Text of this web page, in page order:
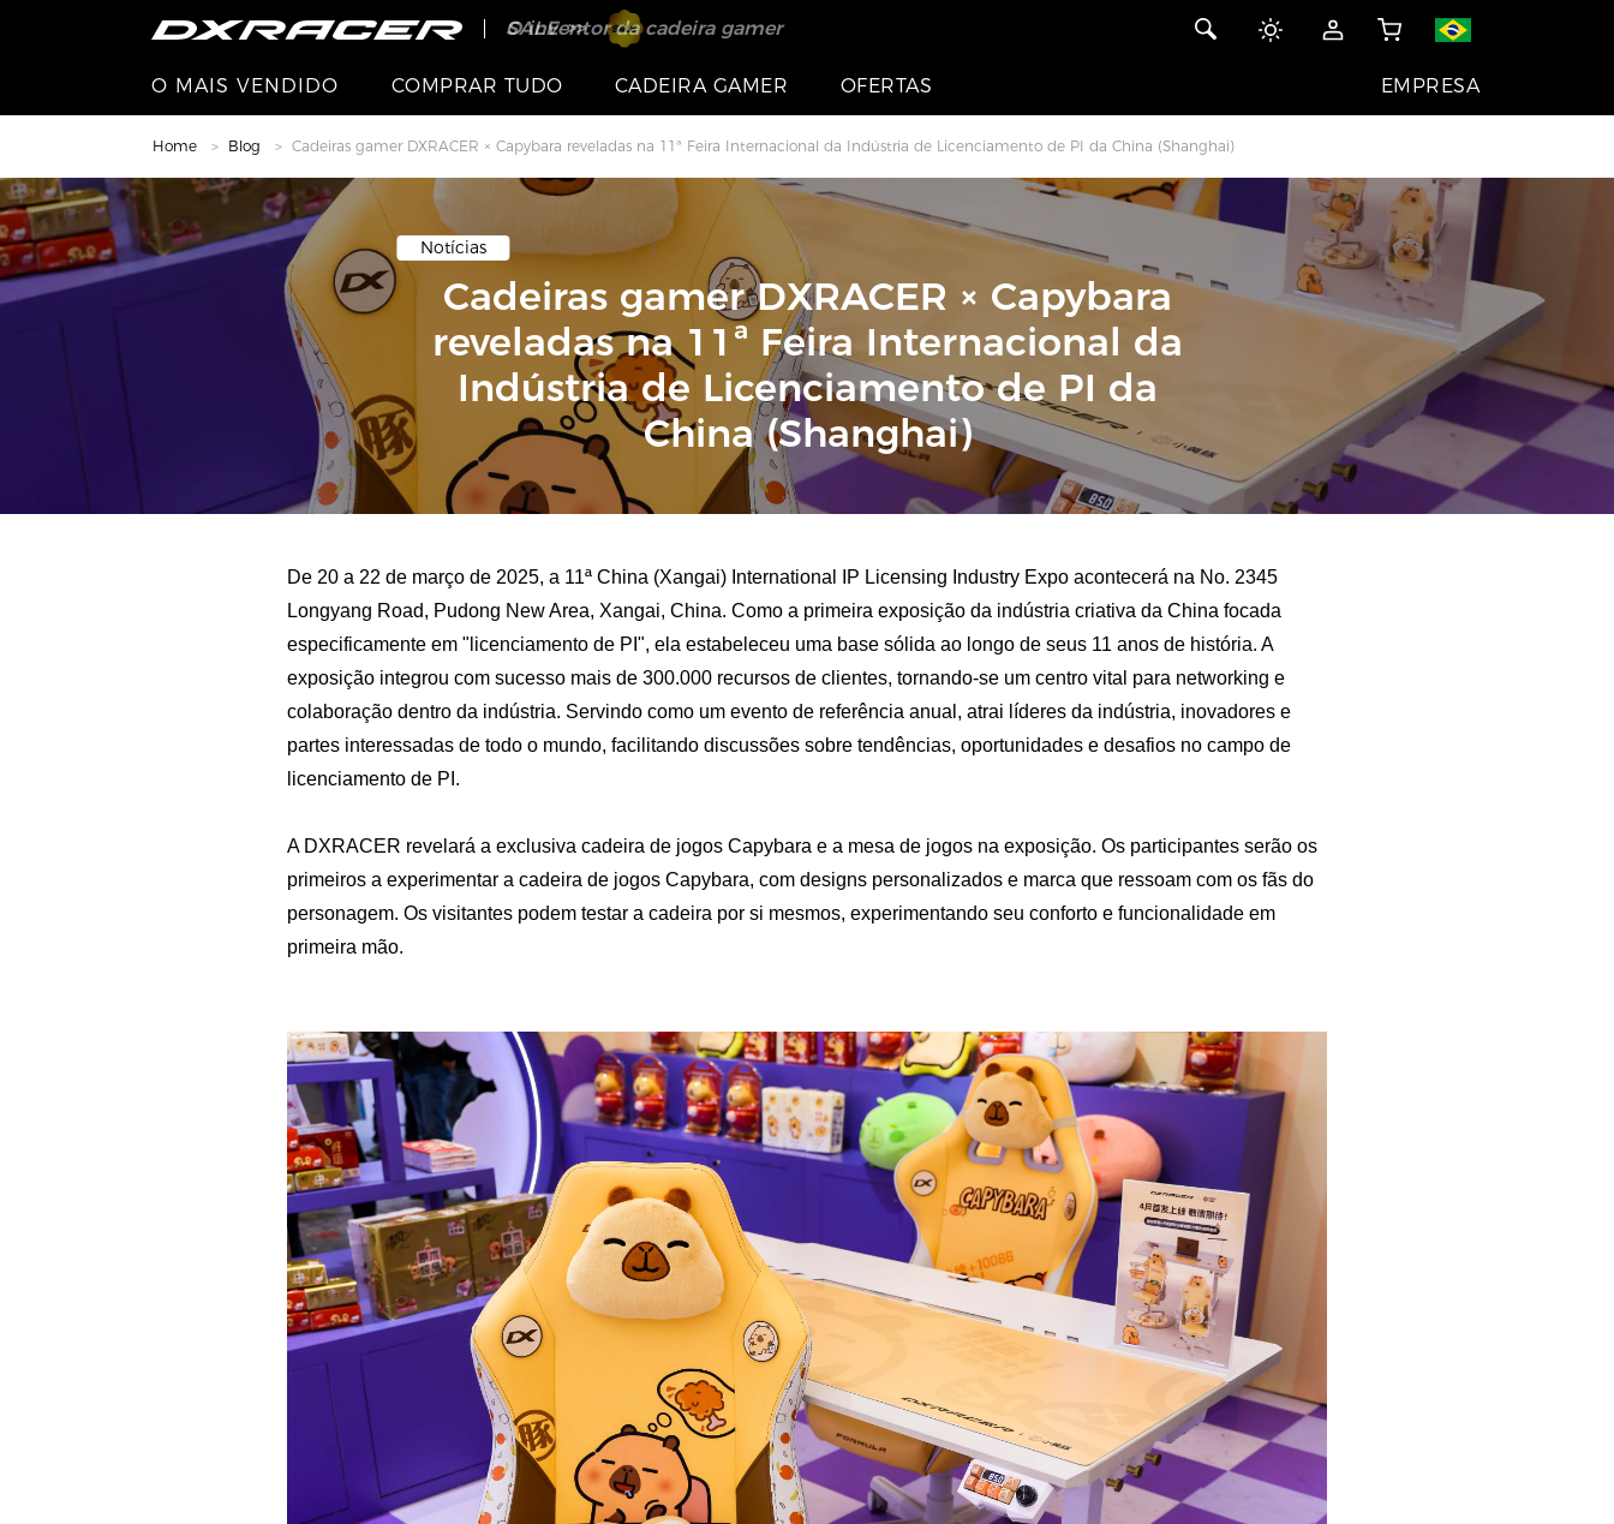
O inventor da cadeira gamer
Pais >>
SALE >>
O MAIS VENDIDO COMPRAR TUDO CADEIRA GAMER OFERTAS EMPRESA
Home Blog Cadeiras gamer DXRACER × Capybara reveladas na 11ª Feira Internacional da Indústria de Licenciamento de PI da China (Shanghai)
Notícias
Cadeiras gamer DXRACER × Capybara
reveladas na 11ª Feira Internacional da
Indústria de Licenciamento de PI da
China (Shanghai)
De 20 a 22 de março de 2025, a 11ª China (Xangai) International IP Licensing Industry Expo acontecerá na No. 2345
Longyang Road, Pudong New Area, Xangai, China. Como a primeira exposição da indústria criativa da China focada
especificamente em "licenciamento de PI", ela estabeleceu uma base sólida ao longo de seus 11 anos de história. A
exposição integrou com sucesso mais de 300.000 recursos de clientes, tornando-se um centro vital para networking e
colaboração dentro da indústria. Servindo como um evento de referência anual, atrai líderes da indústria, inovadores e
partes interessadas de todo o mundo, facilitando discussões sobre tendências, oportunidades e desafios no campo de
licenciamento de PI.
A DXRACER revelará a exclusiva cadeira de jogos Capybara e a mesa de jogos na exposição. Os participantes serão os
primeiros a experimentar a cadeira de jogos Capybara, com designs personalizados e marca que ressoam com os fãs do
personagem. Os visitantes podem testar a cadeira por si mesmos, experimentando seu conforto e funcionalidade em
primeira mão.